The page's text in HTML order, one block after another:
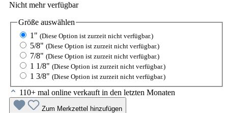
Nicht mehr verfügbar
Größe auswählen
1" (Diese Option ist zurzeit nicht verfügbar.)
5/8" (Diese Option ist zurzeit nicht verfügbar.)
7/8" (Diese Option ist zurzeit nicht verfügbar.)
1 1/8" (Diese Option ist zurzeit nicht verfügbar.)
1 3/8" (Diese Option ist zurzeit nicht verfügbar.)
110+ mal online verkauft in den letzten Monaten
Zum Merkzettel hinzufügen